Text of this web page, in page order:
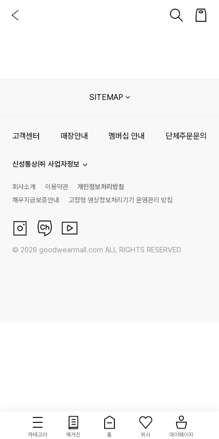
카테고리 매거진 홈 위시 마이페이지
SITEMAP
고객센터 매장안내 멤버십 안내 단체주문문의
신성통상㈜ 사업자정보
회사소개 이용약관
개인정보처리방침
채무지급보증안내
고정형 영상정보처리기기 운영관리 방침
© 2026 goodwearmall.com ALL RIGHTS RESERVED